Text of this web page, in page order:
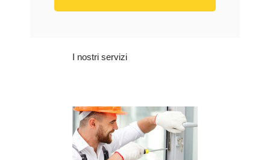
I nostri servizi